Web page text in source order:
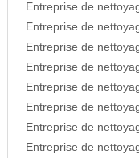
Entreprise de
Entreprise de
Entreprise de
Entreprise de
Entreprise de
Entreprise de
Entreprise de
Entreprise de